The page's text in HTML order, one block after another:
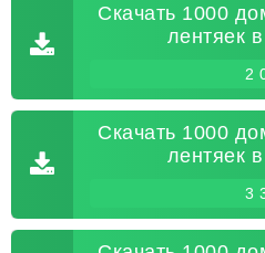
Скачать 1000
лентяек
2
Скачать 1000
лентяек
3